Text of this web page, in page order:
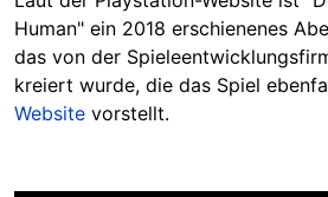
Human" ein 2018 erschienenes
das von der
kreiert wurde, die das Spiel
Website vorstellt.